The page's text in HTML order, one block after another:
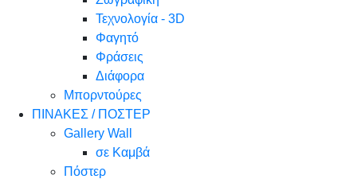
Τεχνολογία - 3D
Φαγητό
Φράσεις
Διάφορα
Μπορντούρες
ΠΙΝΑΚΕΣ / ΠΟΣΤΕΡ
Gallery Wall
σε Καμβά
Πόστερ